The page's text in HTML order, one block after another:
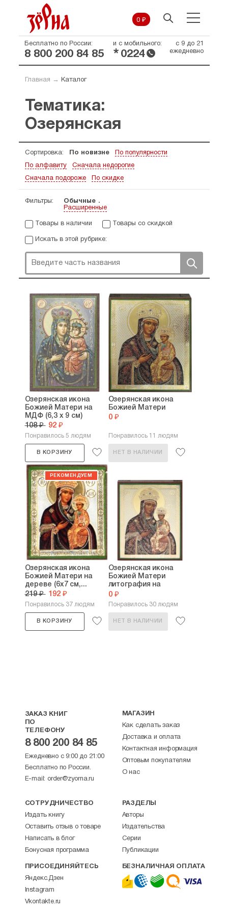
0 ₽
Бесплатно по России:
8 800 200 84 85
и с мобильного:
* 0224
с 9 до 21
ежедневно
Главная → Каталог
Тематика:
Озерянская
Сортировка: По новизне По популярности
По алфавиту Сначала недорогие
Сначала подороже По скидке
Фильтры:
Обычные
Расширенные
Товары в наличии Товары со скидкой
Искать в этой рубрике:
Озерянская икона
Божией Матери на
МДФ (6,3 х 9 см)
108 ₽ 92 ₽
Понравилось 5 людям
В КОРЗИНУ
Озерянская икона
Божией Матери
0 ₽
Понравилось 11 людям
НЕТ В НАЛИЧИИ
Озерянская икона
Божией Матери на
дереве (6х7 см,...
219 ₽ 192 ₽
Понравилось 37 людям
В КОРЗИНУ
Озерянская икона
Божией Матери
литография на
дереве...
0 ₽
Понравилось 30 людям
НЕТ В НАЛИЧИИ
ЗАКАЗ КНИГ
ПО
ТЕЛЕФОНУ
8 800 200 84 85
Ежедневно с 9:00 до 21:00
Бесплатно по России.
E-mail: order@zyorna.ru
МАГАЗИН
Как сделать заказ
Доставка и оплата
Контактная информация
Оптовым покупателям
О нас
СОТРУДНИЧЕСТВО
Издать книгу
Оставить отзыв о товаре
Написать в блог
Бонусная программа
РАЗДЕЛЫ
Авторы
Издательства
Серии
Публикации
ПРИСОЕДИНЯЙТЕСЬ
Яндекс.Дзен
Instagram
Vkontakte.ru
БЕЗНАЛИЧНАЯ ОПЛАТА